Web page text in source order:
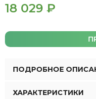
18 029 ₽
ПОДРОБНОЕ
ХАРАКТЕРИСТИКИ